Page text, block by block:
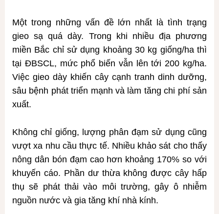
Một trong những vấn đề lớn nhất là tình trạng
gieo sạ quá dày. Trong khi nhiều địa phương
miền Bắc chỉ sử dụng khoảng 30 kg giống/ha thì
tại ĐBSCL, mức phổ biến vẫn lên tới 200 kg/ha.
Việc gieo dày khiến cây cạnh tranh dinh dưỡng,
sâu bệnh phát triển mạnh và làm tăng chi phí sản
xuất.
Không chỉ giống, lượng phân đạm sử dụng cũng
vượt xa nhu cầu thực tế. Nhiều khảo sát cho thấy
nông dân bón đạm cao hơn khoảng 170% so với
khuyến cáo. Phần dư thừa không được cây hấp
thụ sẽ phát thải vào môi trường, gây ô nhiễm
nguồn nước và gia tăng khí nhà kính.